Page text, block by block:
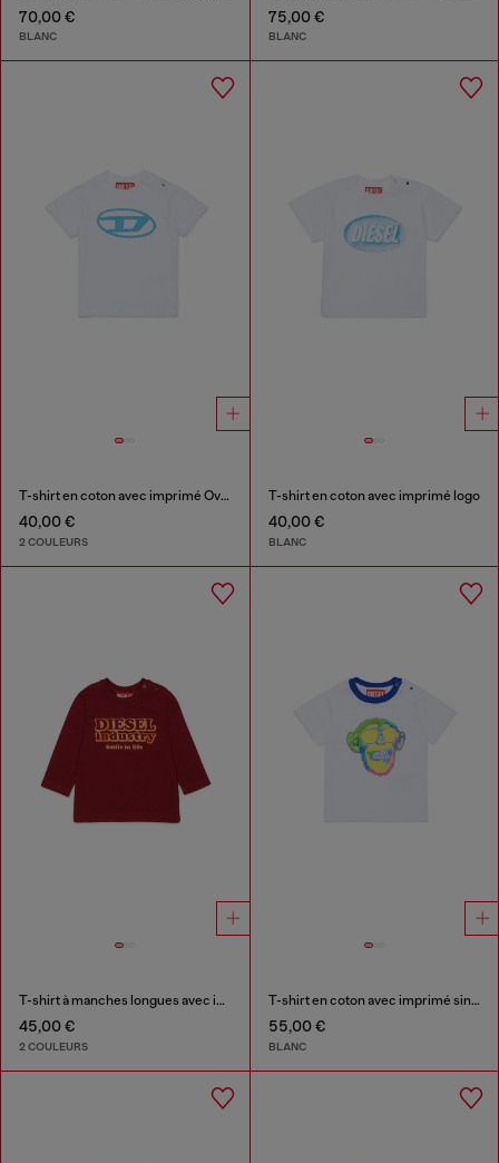
70,00 €
BLANC
75,00 €
BLANC
T-shirt en coton avec imprimé Oval D
40,00 €
2 COULEURS
T-shirt en coton avec imprimé logo
40,00 €
BLANC
T-shirt à manches longues avec imprimé Diesel Industry
45,00 €
2 COULEURS
T-shirt en coton avec imprimé singe
55,00 €
BLANC